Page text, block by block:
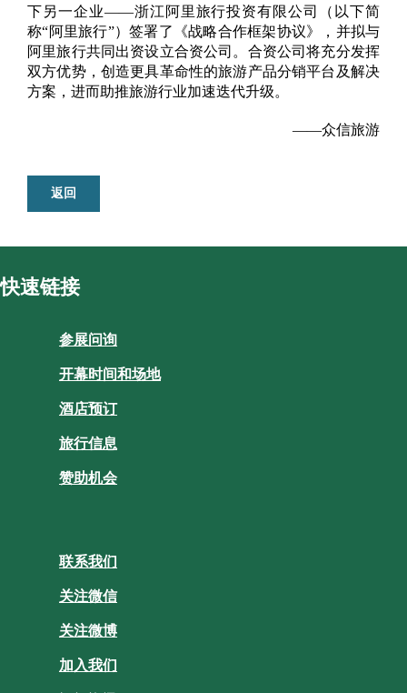
下另一企业——浙江阿里旅行投资有限公司（以下简
称“阿里旅行”）签署了《战略合作框架协议》，并拟与
阿里旅行共同出资设立合资公司。合资公司将充分发挥
双方优势，创造更具革命性的旅游产品分销平台及解决
方案，进而助推旅游行业加速迭代升级。
——众信旅游
返回
快速链接
参展问询
开幕时间和场地
酒店预订
旅行信息
赞助机会
联系我们
关注微信
关注微博
加入我们